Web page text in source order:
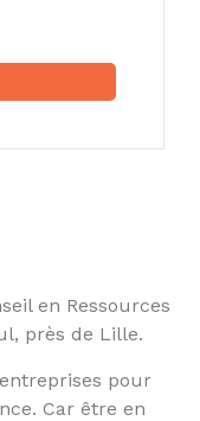
en Ressources
près de Lille.
pour
Car être en